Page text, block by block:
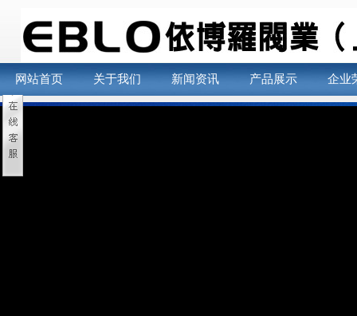
网站首页 关于我们 新闻资讯 产品展示 企业